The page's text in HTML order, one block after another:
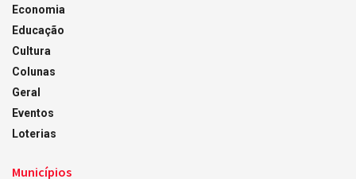
Economia
Educação
Cultura
Colunas
Geral
Eventos
Loterias
Municípios